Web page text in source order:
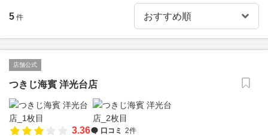
5 件
店舗公式
つきじ海賓 洋光台店
3.36 口コミ 2件